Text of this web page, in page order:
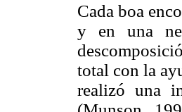
Cada boa
y en una
total con la
realizó una